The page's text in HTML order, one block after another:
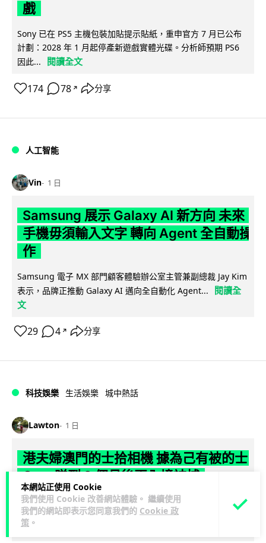
本網站正使用 Cookie
我們使用 Cookie 改善網站體驗。 繼續使用
我們的網站即表示您同意我們的 Cookie 政
策 。
戲
Sony 已在 PS5 主機包裝加貼提示貼紙，重申官方 7 月已公布
計劃：2028 年 1 月起停產新遊戲實體光碟。分析師預期 PS6
因此...
閱讀全文
174 78 ↗ 分享
人工智能
Vin 1 日
Samsung 展示 Galaxy AI 新方向 未來
手機毋須輸入文字 轉向 Agent 全自動操
作
Samsung 電子 MX 部門顧客體驗辦公室主管兼副總裁 Jay Kim
表示，品牌正推動 Galaxy AI 邁向全自動化 Agent...
閱讀全
文
29 4 ↗ 分享
科技娛樂 生活娛樂 城中熱話
Lawton 1 日
港夫婦澳門的士拾相機 據為己有被的士
Cam 睇到 2 個月後再入境被捕
一對香港夫婦今年 5 月遊澳門乘的士拾獲他人遺留相機及電
池，拾遺不報並帶返香港自用。兩人本月 2 日經港珠澳大橋再
次入境澳門時，被治安警察局...